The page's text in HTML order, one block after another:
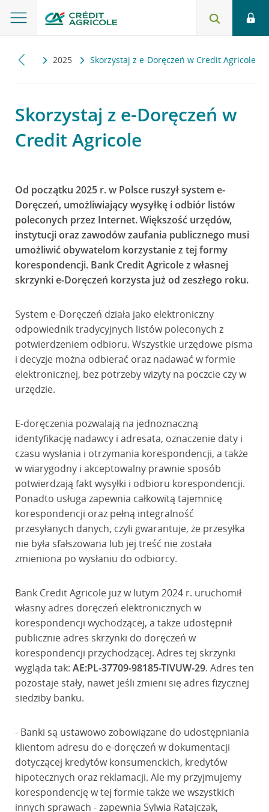
2025 Skorzystaj z e-Doręczeń w Credit Agricole
Skorzystaj z e-Doręczeń w
Credit Agricole
Od początku 2025 r. w Polsce ruszył system e-
Doręczeń, umożliwiający wysyłkę i odbiór listów
poleconych przez Internet. Większość urzędów,
instytucji oraz zawodów zaufania publicznego musi
umożliwić obywatelom korzystanie z tej formy
korespondencji. Bank Credit Agricole z własnej
skrzynki e-Doręczeń korzysta już od zeszłego roku.
System e-Doręczeń działa jako elektroniczny
odpowiednik tradycyjnych listów poleconych z
potwierdzeniem odbioru. Wszystkie urzędowe pisma
i decyzje można odbierać oraz nadawać w formie
elektronicznej, bez potrzeby wizyty na poczcie czy w
urzędzie.
E-doręczenia pozwalają na jednoznaczną
identyfikację nadawcy i adresata, oznaczenie daty i
czasu wysłania i otrzymania korespondencji, a także
w wiarygodny i akceptowalny prawnie sposób
potwierdzają fakt wysyłki i odbioru korespondencji.
Ponadto usługa zapewnia całkowitą tajemnicę
korespondencji oraz pełną integralność
przesyłanych danych, czyli gwarantuje, że przesyłka
nie była sfałszowana lub jej treść nie została
zmieniona po wysłaniu do odbiorcy.
Bank Credit Agricole już w lutym 2024 r. uruchomił
własny adres doręczeń elektronicznych w
korespondencji wychodzącej, a także udostępnił
publicznie adres skrzynki do doręczeń w
korespondencji przychodzącej. Adres tej skrzynki
wygląda tak: AE:PL-37709-98185-TIVUW-29. Adres ten
pozostaje stały, nawet jeśli zmieni się adres fizycznej
siedziby banku.
- Banki są ustawowo zobowiązane do udostępniania
klientom adresu do e-doręczeń w dokumentacji
dotyczącej kredytów konsumenckich, kredytów
hipotecznych oraz reklamacji. Ale my przyjmujemy
korespondencję w tej formie także we wszystkich
innych sprawach - zapewnia Sylwia Ratajczak,